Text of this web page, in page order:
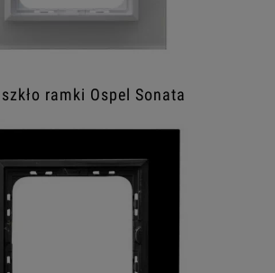
szkło ramki Ospel Sonata